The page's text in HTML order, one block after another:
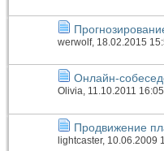
werwolf, 18.02.2015
Онлайн-
Olivia, 11.10.2011 16:05
Продвижение
lightcaster, 10.06.2009